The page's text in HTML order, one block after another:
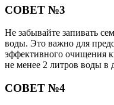
СОВЕТ №3
Не забывайте запивать
воды. Это важно для
эффективного очищения
не менее 2 литров воды в
СОВЕТ №4